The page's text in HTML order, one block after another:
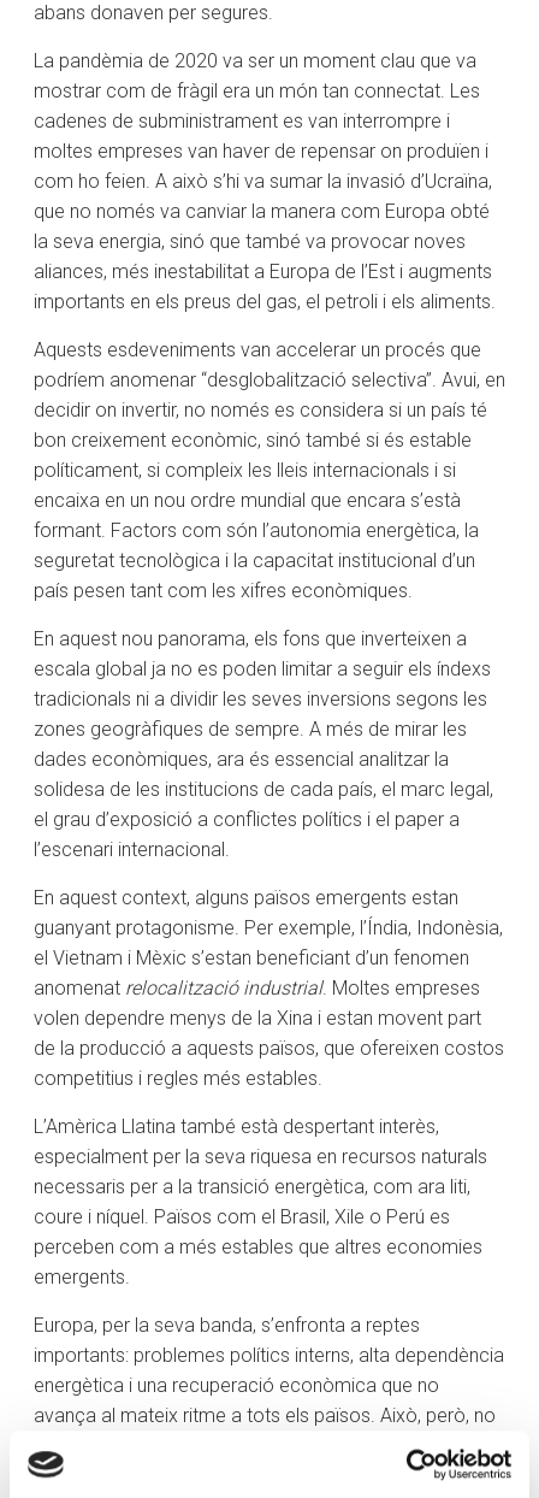
abans donaven per segures.
La pandèmia de 2020 va ser un moment clau que va
mostrar com de fràgil era un món tan connectat. Les
cadenes de subministrament es van interrompre i
moltes empreses van haver de repensar on produïen i
com ho feien. A això s’hi va sumar la invasió d’Ucraïna,
que no només va canviar la manera com Europa obté
la seva energia, sinó que també va provocar noves
aliances, més inestabilitat a Europa de l’Est i augments
importants en els preus del gas, el petroli i els aliments.
Aquests esdeveniments van accelerar un procés que
podríem anomenar “desglobalització selectiva”. Avui, en
decidir on invertir, no només es considera si un país té
bon creixement econòmic, sinó també si és estable
políticament, si compleix les lleis internacionals i si
encaixa en un nou ordre mundial que encara s’està
formant. Factors com són l’autonomia energètica, la
seguretat tecnològica i la capacitat institucional d’un
país pesen tant com les xifres econòmiques.
En aquest nou panorama, els fons que inverteixen a
escala global ja no es poden limitar a seguir els índexs
tradicionals ni a dividir les seves inversions segons les
zones geogràfiques de sempre. A més de mirar les
dades econòmiques, ara és essencial analitzar la
solidesa de les institucions de cada país, el marc legal,
el grau d’exposició a conflictes polítics i el paper a
l’escenari internacional.
En aquest context, alguns països emergents estan
guanyant protagonisme. Per exemple, l’Índia, Indonèsia,
el Vietnam i Mèxic s’estan beneficiant d’un fenomen
anomenat relocalització industrial. Moltes empreses
volen dependre menys de la Xina i estan movent part
de la producció a aquests països, que ofereixen costos
competitius i regles més estables.
L’Amèrica Llatina també està despertant interès,
especialment per la seva riquesa en recursos naturals
necessaris per a la transició energètica, com ara liti,
coure i níquel. Països com el Brasil, Xile o Perú es
perceben com a més estables que altres economies
emergents.
Europa, per la seva banda, s’enfronta a reptes
importants: problemes polítics interns, alta dependència
energètica i una recuperació econòmica que no
avança al mateix ritme a tots els països. Això, però, no
vol dir que s’hagi de deixar de banda en invertir. El que
cal és una gestió més acurada, escollint bé en quins